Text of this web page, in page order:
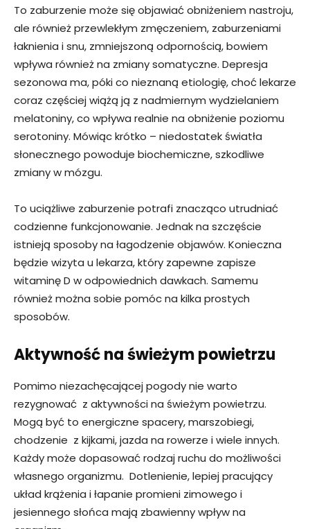
To zaburzenie może się objawiać obniżeniem nastroju,
ale również przewlekłym zmęczeniem, zaburzeniami
łaknienia i snu, zmniejszoną odpornością, bowiem
wpływa również na zmiany somatyczne. Depresja
sezonowa ma, póki co nieznaną etiologię, choć lekarze
coraz częściej wiążą ją z nadmiernym wydzielaniem
melatoniny, co wpływa realnie na obniżenie poziomu
serotoniny. Mówiąc krótko – niedostatek światła
słonecznego powoduje biochemiczne, szkodliwe
zmiany w mózgu.
To uciążliwe zaburzenie potrafi znacząco utrudniać
codzienne funkcjonowanie. Jednak na szczęście
istnieją sposoby na łagodzenie objawów. Konieczna
będzie wizyta u lekarza, który zapewne zapisze
witaminę D w odpowiednich dawkach. Samemu
również można sobie pomóc na kilka prostych
sposobów.
Aktywność na świeżym powietrzu
Pomimo niezachęcającej pogody nie warto
rezygnować z aktywności na świeżym powietrzu.
Mogą być to energiczne spacery, marszobiegi,
chodzenie z kijkami, jazda na rowerze i wiele innych.
Każdy może dopasować rodzaj ruchu do możliwości
własnego organizmu. Dotlenienie, lepiej pracujący
układ krążenia i łapanie promieni zimowego i
jesiennego słońca mają zbawienny wpływ na